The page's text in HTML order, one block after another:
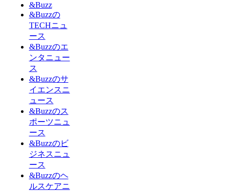
&Buzz
&Buzzの
TECHニュ
ース
&Buzzのエ
ンタニュー
ス
&Buzzのサ
イエンスニ
ュース
&Buzzのス
ポーツニュ
ース
&Buzzのビ
ジネスニュ
ース
&Buzzのヘ
ルスケアニ